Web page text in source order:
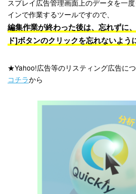
スプレイ広告管理画面上のデータを一
インで作業するツールですので、
編集作業が終わった後は、忘れずに
ド]ボタンのクリックを忘れないよう
★Yahoo!広告等のリスティング広告に
コチラから